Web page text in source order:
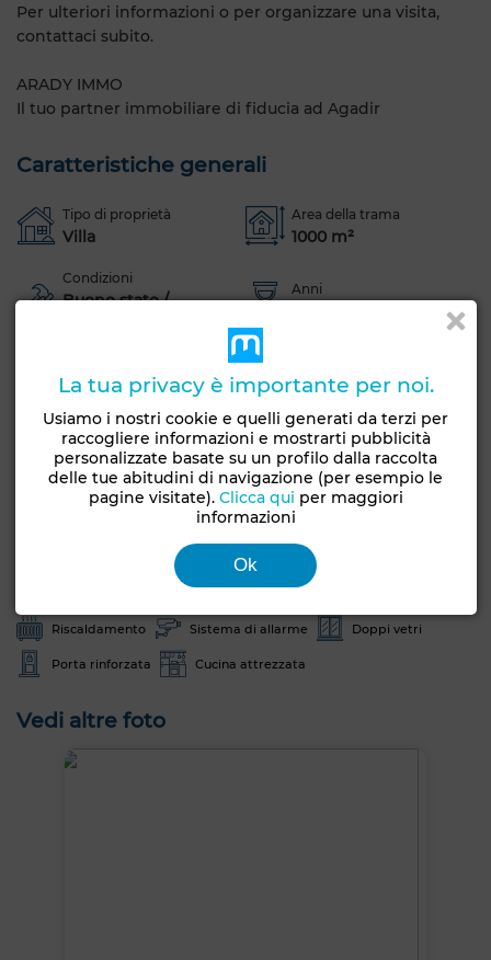
Per ulteriori informazioni o per organizzare una visita,
contattaci subito.
ARADY IMMO
Il tuo partner immobiliare di fiducia ad Agadir
Caratteristiche generali
Tipo di proprietà
Villa
Area della trama
1000 m²
Condizioni
Buono stato /
Anni
Sud Marmo
Numero di piani
1
Giardino Terrazzo Garage Vista mare
Piscina Portinaio
Salotto marocchino Salotto europeo
Riscaldamento Sistema di allarme Doppi vetri
Porta rinforzata Cucina attrezzata
Vedi altre foto
La tua privacy è importante per noi.
Usiamo i nostri cookie e quelli generati da terzi per
raccogliere informazioni e mostrarti pubblicità
personalizzate basate su un profilo dalla raccolta
delle tue abitudini di navigazione (per esempio le
pagine visitate). Clicca qui per maggiori
informazioni
Ok